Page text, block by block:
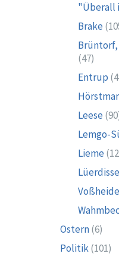
"Überall
Brake
(47)
Entrup
Hörstmar
Leese
Lemgo-
Lieme
Voßheide
Ostern(6)
Politik(101)